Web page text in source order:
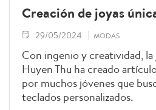
Creación de joyas
29/05/2024 MODAS
Con ingenio y creatividad, la
Huyen Thu ha creado
por muchos jóvenes que
teclados personalizados.